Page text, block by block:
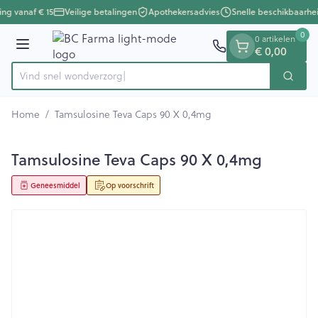
Ga naar de inhoud
1 van 1
vanaf € 15 Veilige betalingen Apothekersadvies Snelle
Menu
Product, merk, categorie...
Vind snel w Zoek
0 artikelen
€ 0,00
0
Home / Tamsulosine Teva Caps 90 X 0,4mg
Tamsulosine Teva Caps 90 X 0,4mg
Op voorschrift
Geneesmiddel